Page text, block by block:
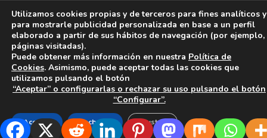
Utilizamos cookies propias y de terceros para fines analíticos y
para mostrarle publicidad personalizada en base a un perfil
elaborado a partir de sus hábitos de navegación (por ejemplo,
páginas visitadas).
Puede obtener más información en nuestra Política de
Cookies. Asimismo, puede aceptar todas las cookies que
utilizamos pulsando el botón
“Aceptar” o configurarlas o rechazar su uso pulsando el botón
“Configurar”.
Aceptar Rechazar Ajustes